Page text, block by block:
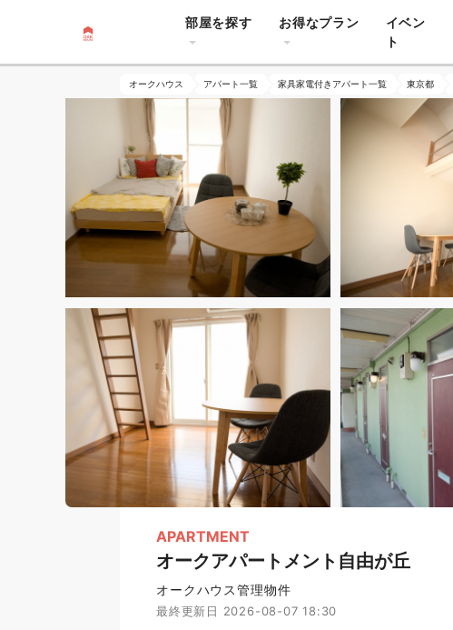
部屋を探す お得なプラン
イベン
ト
オークハウス アパート一覧 家具家電付きアパート一覧 東京都
APARTMENT
オークアパートメント自由が丘
オークハウス管理物件
最終更新日 2026-08-07 18:30